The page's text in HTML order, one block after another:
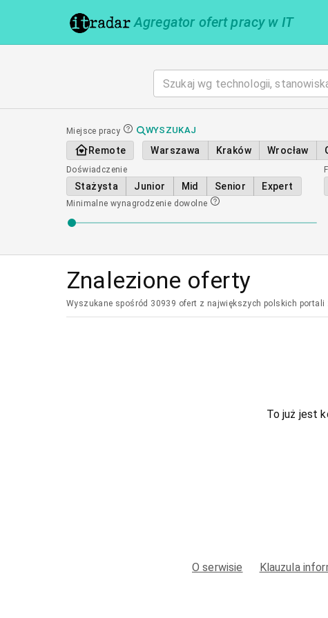
Agregator ofert pracy w IT
Miejsce pracy WYSZUKAJ
Remote Warszawa Kraków Wrocław
Doświadczenie
Stażysta Junior Mid Senior Expert
Minimalne wynagrodzenie dowolne
Znalezione oferty
Wyszukane spośród 30939 ofert z największych polskich portali
To już jest
O serwisie Klauzula